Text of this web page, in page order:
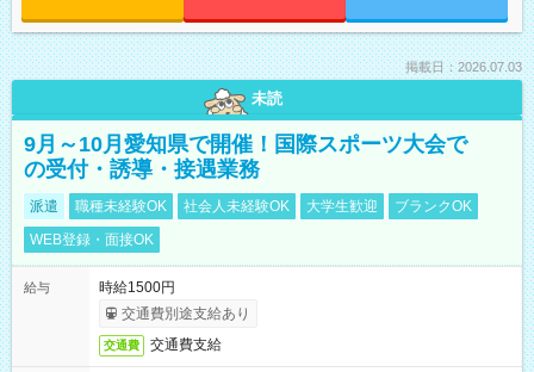
掲載日：2026.07.03
未読
9月～10月愛知県で開催！国際スポーツ大会で
の受付・誘導・接遇業務
派遣 職種未経験OK 社会人未経験OK 大学生歓迎
ブランクOK
WEB登録・面接OK
給与
時給1500円
交通費別途支給あり
交通費 交通費支給